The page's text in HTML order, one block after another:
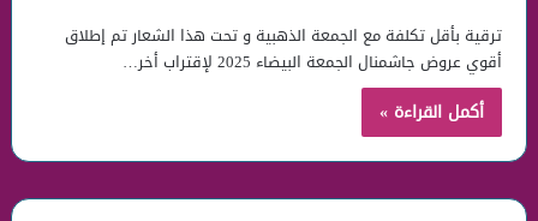
ترقية بأقل تكلفة مع الجمعة الذهبية و تحت هذا الشعار تم إطلاق
أقوي عروض جاشمنال الجمعة البيضاء 2025 لإقتراب أخر…
أكمل القراءة »